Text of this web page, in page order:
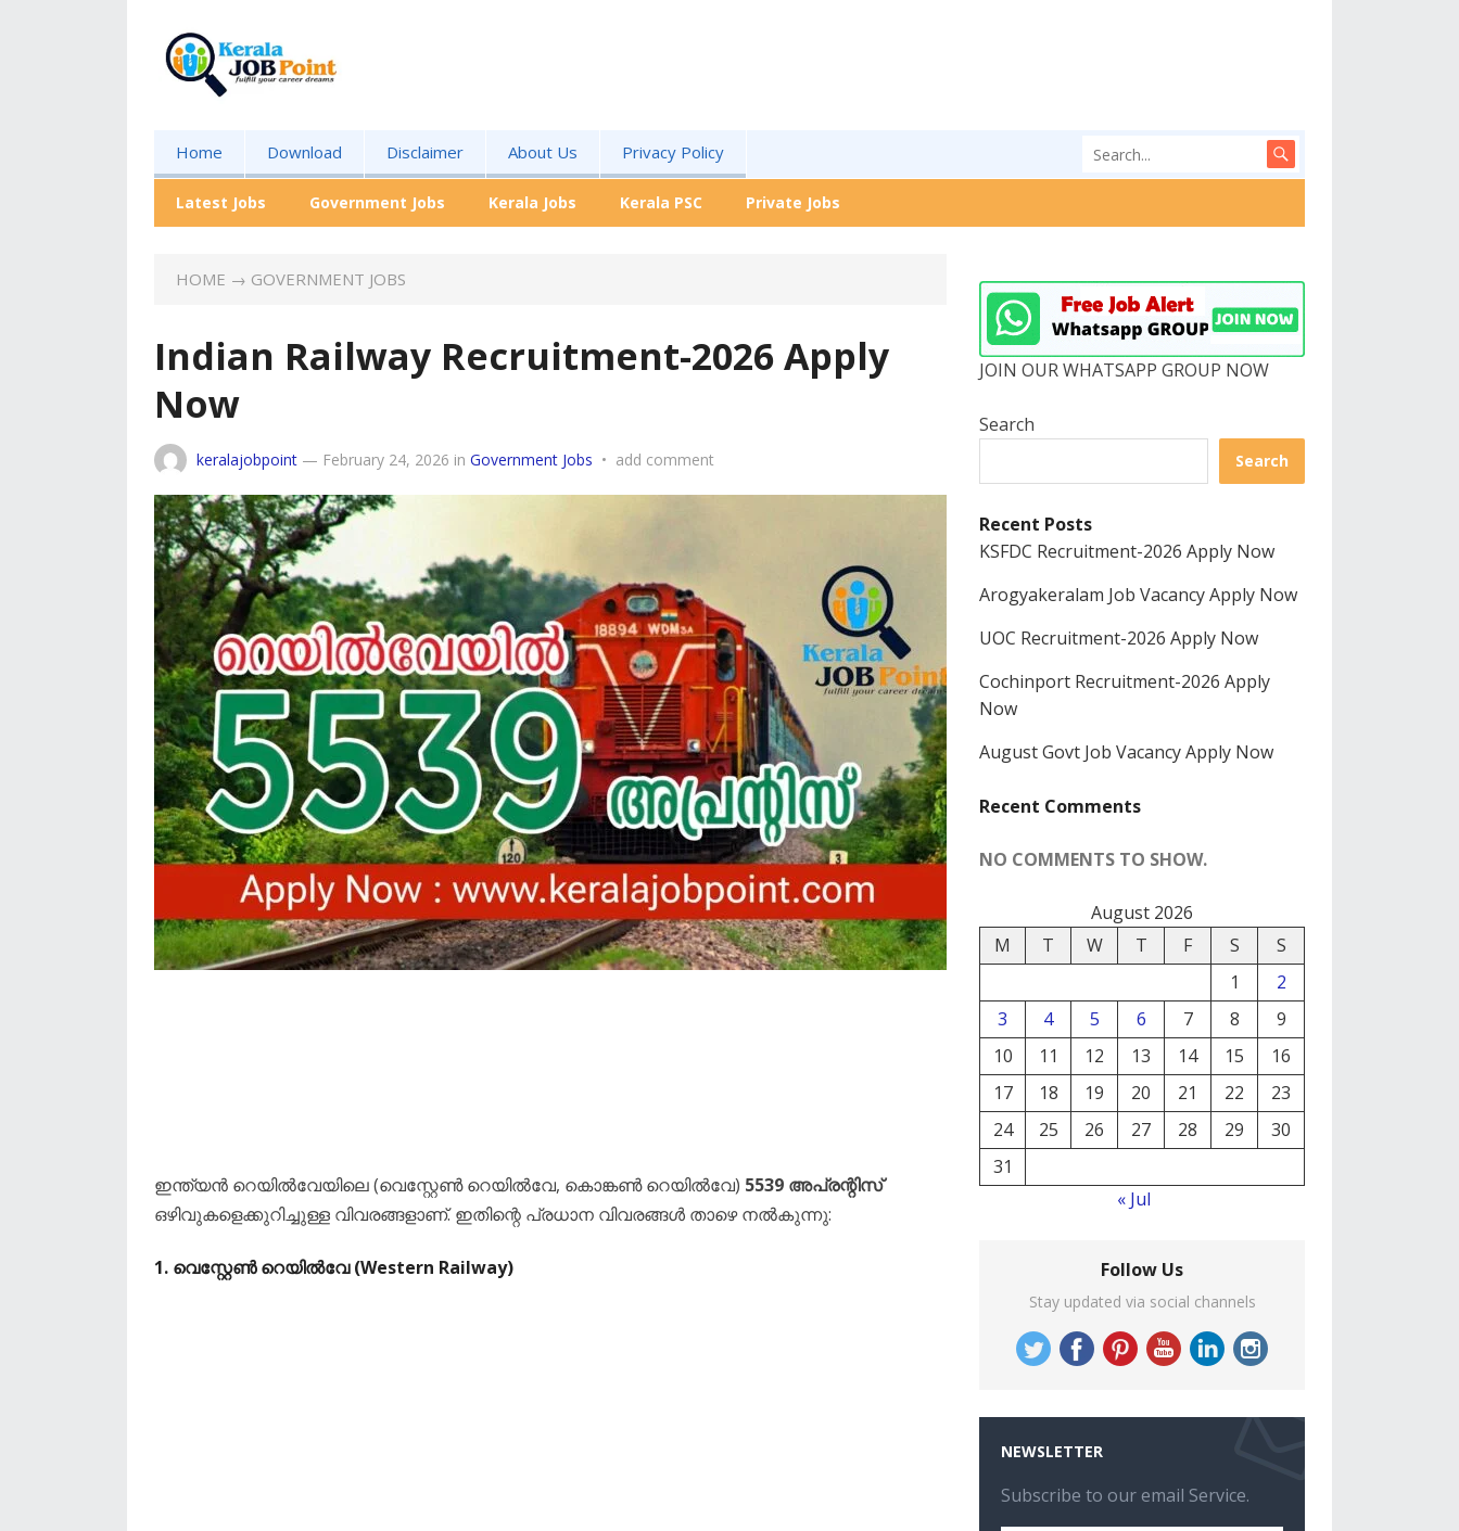
Home Download Disclaimer About Us Privacy Policy
Latest Jobs Government Jobs Kerala Jobs Kerala PSC Private Jobs
HOME → GOVERNMENT JOBS
Indian Railway Recruitment-2026 Apply
Now
keralajobpoint — February 24, 2026 in Government Jobs • add comment
ഇന്ത്യൻ റെയിൽവേയിലെ (വെസ്റ്റേൺ റെയിൽവേ, കൊങ്കൺ റെയിൽവേ) 5539 അപ്രന്റിസ്
ഒഴിവുകളെക്കുറിച്ചുള്ള വിവരങ്ങളാണ്. ഇതിന്റെ പ്രധാന വിവരങ്ങൾ താഴെ നൽകുന്നു:
​1. വെസ്റ്റേൺ റെയിൽവേ (Western Railway)
JOIN OUR WHATSAPP GROUP NOW
Search
Search
Recent Posts
KSFDC Recruitment-2026 Apply Now
Arogyakeralam Job Vacancy Apply Now
UOC Recruitment-2026 Apply Now
Cochinport Recruitment-2026 Apply
Now
August Govt Job Vacancy Apply Now
Recent Comments
NO COMMENTS TO SHOW.
August 2026
M
T W T F S
S
1
2
3
4 5 6 7 8
9
10
11 12 13 14 15
16
17
18 19 20 21 22
23
24
25 26 27 28 29
30
31
« Jul
Follow Us
Stay updated via social channels
NEWSLETTER
Subscribe to our email Service.